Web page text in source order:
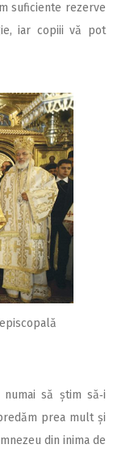
suficiente rezerve
iar copiii vă pot
să știm să‑i
prea mult și
din inima de